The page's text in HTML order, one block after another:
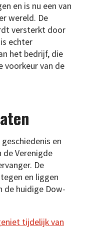
en is nu een van
wereld. De
versterkt door
echter
het bedrijf, die
voorkeur van de
geschiedenis en
Verenigde
De
en liggen
de huidige Dow-
tijdelijk van